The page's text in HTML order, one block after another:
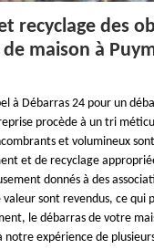
recyclage des
maison à
à Débarras 24 pour un
procède à un tri
et volumineux
et de recyclage
donnés à des
valeur sont revendus, ce qui
le débarras de votre
notre expérience de